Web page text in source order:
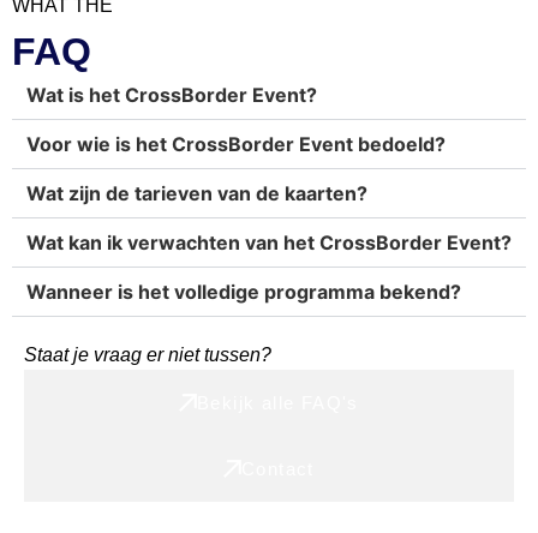
WHAT THE
FAQ
Wat is het CrossBorder Event?
Voor wie is het CrossBorder Event bedoeld?
Wat zijn de tarieven van de kaarten?
Wat kan ik verwachten van het CrossBorder Event?
Wanneer is het volledige programma bekend?
Staat je vraag er niet tussen?